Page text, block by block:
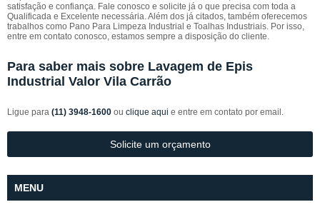
satisfação e confiança. Fale conosco e solicite já o que precisa com toda a
Qualificada e Excelente necessária. Além dos já citados, também oferecemos
trabalhos como Pano Para Limpeza Industrial e Toalhas Industriais. Por isso,
entre em contato conosco, estamos sempre a disposição do cliente.
Para saber mais sobre Lavagem de Epis
Industrial Valor Vila Carrão
Ligue para (11) 3948-1600 ou clique aqui e entre em contato por email.
Solicite um orçamento
MENU